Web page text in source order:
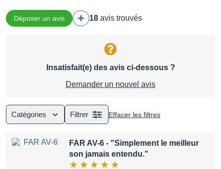
Déposer un avis 18 avis trouvés
Insatisfait(e) des avis ci-dessous ?
Demander un nouvel avis
Catégories Filtrer Effacer les filtres
FAR AV-6 - "Simplement le meilleur
son jamais entendu."